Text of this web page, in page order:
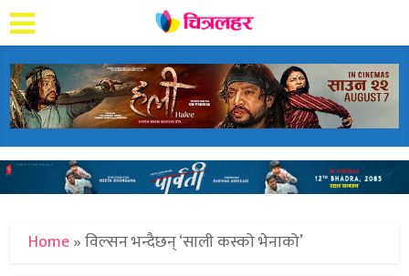
Home»विल्सन भन्दैछन् ‘साली कस्को भेनाको’